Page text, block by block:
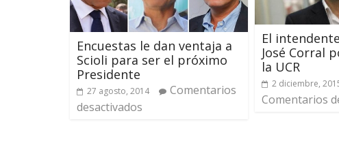
Encuestas le dan ventaja a
Scioli para ser el próximo
Presidente
27 agosto, 2014
Comentarios
desactivados
El
José Corral
la UCR
2 diciembre,
Comentarios